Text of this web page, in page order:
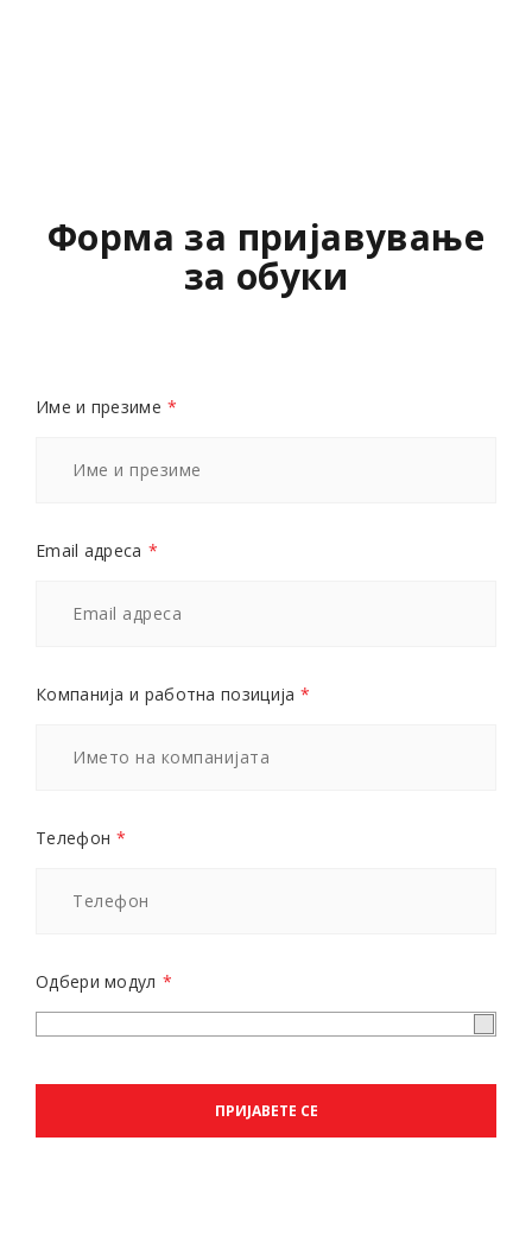
Форма за пријавување
за обуки
Име и презиме *
Email адреса *
Компанија и работна позиција *
Телефон *
Одбери модул *